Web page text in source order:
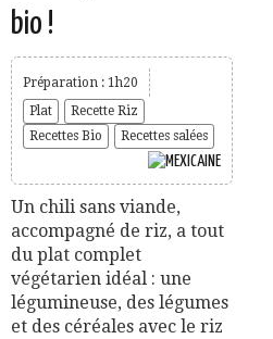
bio !
Préparation : 1h20
Plat
Recette Riz
Recettes Bio
Recettes salées
Un chili sans viande,
accompagné de riz, a tout
du plat complet
végétarien idéal : une
légumineuse, des légumes
et des céréales avec le riz